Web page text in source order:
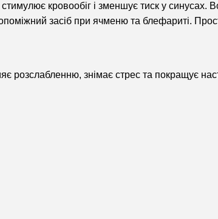
кровообіг і зменшує тиск у синусах.
засіб при ячменю та блефариті.
розслабленню, знімає стрес та покращує